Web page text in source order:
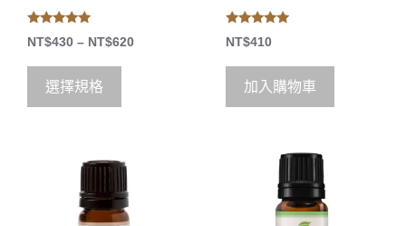
5.00
out of 5
NT$430 – NT$620
選擇規格
5.00
out of 5
NT$410
加入購物車